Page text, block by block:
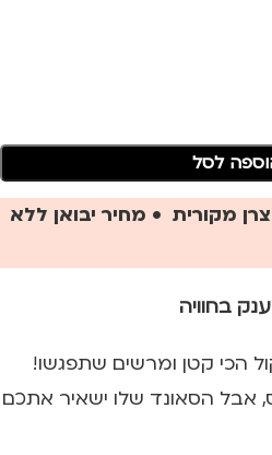
לסל
מקורית • מחיר יבואן ללא
הכי קטן ומרשים שתפגשו!
אבל הסאונד שלו ישאיר אתכם